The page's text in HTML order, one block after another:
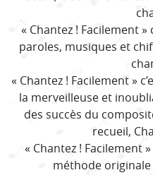
« Chantez ! Facilement
paroles, musiques et
« Chantez ! Facilement »
la merveilleuse et
des succès du
recueil,
« Chantez ! Facilement
méthode